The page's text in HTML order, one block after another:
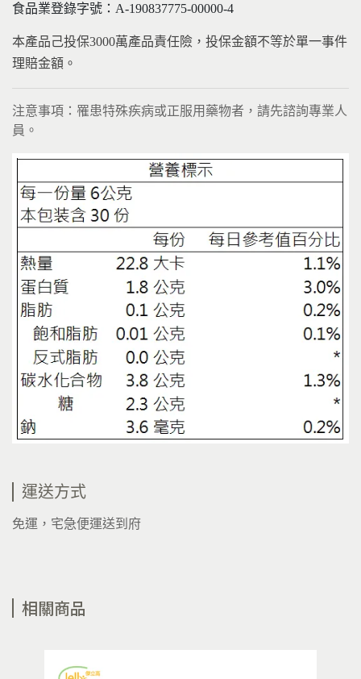
食品業登錄字號：A-190837775-00000-4
本產品己投保3000萬產品責任險，投保金額不等於單一事件
理賠金額。
注意事項：罹患特殊疾病或正服用藥物者，請先諮詢專業人
員。
運送方式
免運，宅急便運送到府
相關商品